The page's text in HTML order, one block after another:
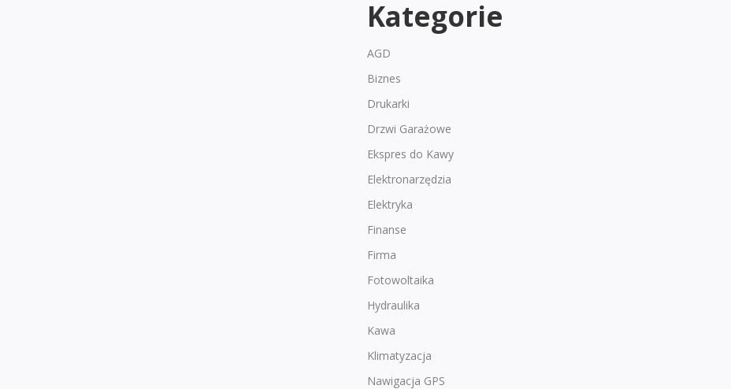
Kategorie
AGD
Biznes
Drukarki
Drzwi Garażowe
Ekspres do Kawy
Elektronarzędzia
Elektryka
Finanse
Firma
Fotowoltaika
Hydraulika
Kawa
Klimatyzacja
Nawigacja GPS